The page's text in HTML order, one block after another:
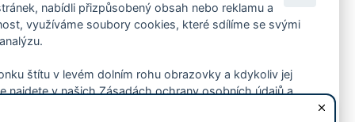
pozvánky na kulturní a sportovní akce?
nabídli přizpůsobený obsah nebo reklamu a
využíváme soubory cookies, které sdílíme se svými
štítu v levém dolním rohu obrazovky a kdykoliv jej
najdete v našich Zásadách ochrany osobních údajů a